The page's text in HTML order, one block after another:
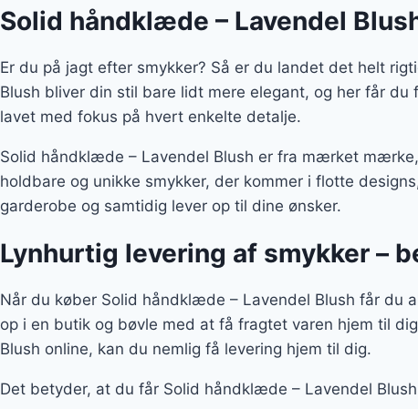
250 kr..125 kr..
Solid håndklæde – Lavendel
Er du på jagt efter smykker? Så er du landet det helt
Blush bliver din stil bare lidt mere elegant, og her får du
lavet med fokus på hvert enkelte detalje.
Solid håndklæde – Lavendel Blush er fra mærket
holdbare og unikke smykker, der kommer i flotte
garderobe og samtidig lever op til dine ønsker.
Lynhurtig levering af smykker –
Når du køber Solid håndklæde – Lavendel Blush får du
op i en butik og bøvle med at få fragtet varen hjem til
Blush online, kan du nemlig få levering hjem til dig.
Det betyder, at du får Solid håndklæde – Lavendel